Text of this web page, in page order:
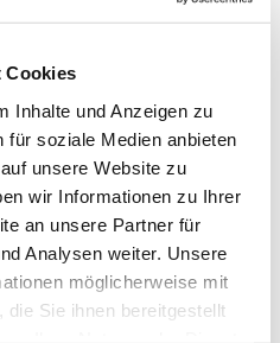
Cookies
Inhalte und Anzeigen zu
für soziale Medien anbieten
unsere Website zu
wir Informationen zu Ihrer
an unsere Partner für
Analysen weiter. Unsere
möglicherweise mit
Sie ihnen bereitgestellt
Sie auch